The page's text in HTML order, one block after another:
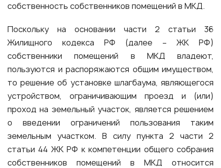
собственность собственников помещений в МКД.
Поскольку на основании части 2 статьи 36
Жилищного кодекса РФ (далее – ЖК РФ)
собственники помещений в МКД владеют,
пользуются и распоряжаются общим имуществом,
то решение об установке шлагбаума, являющегося
устройством, ограничивающим проезд и (или)
проход на земельный участок, является решением
о введении ограничений пользования таким
земельным участком. В силу пункта 2 части 2
статьи 44 ЖК РФ к компетенции общего собрания
собственников помещений в МКД относится